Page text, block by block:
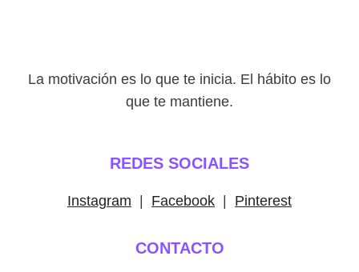
La motivación es lo que te inicia. El hábito es lo
que te mantiene.
REDES SOCIALES
Instagram Facebook Pinterest
CONTACTO